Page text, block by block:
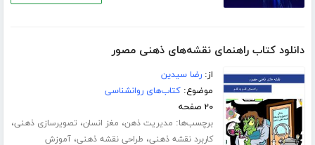
دانلود کتاب راهنمای نقشه‌های ذهنی مصور
از:رضا سیدین
موضوع:کتاب‌های روانشناسی
۲۰ صفحه
برچسب‌ها: مدیریت ذهن، مغز انسان، تصویرسازی ذهنی،
کاربرد نقشه ذهنی، طراحی نقشه ذهنی،آموزش